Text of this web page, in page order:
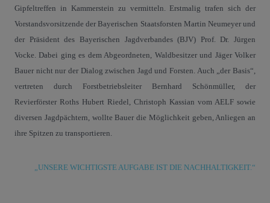
Gipfeltreffen in Kammerstein zu vermitteln. Erstmalig trafen sich der
Vorstandsvorsitzende der Bayerischen Staatsforsten Martin Neumeyer und
der Präsident des Bayerischen Jagdverbandes (BJV) Prof. Dr. Jürgen
Vocke. Dabei ging es dem Abgeordneten, Waldbesitzer und Jäger Volker
Bauer nicht nur der Dialog zwischen Jagd und Forsten. Auch „der Basis“,
vertreten durch Forstbetriebsleiter Bernhard Schönmüller, der
Revierförster Roths Hubert Riedel, Christoph Kassian vom AELF sowie
diversen Jagdpächtern, wollte Bauer die Möglichkeit geben, Anliegen an
ihre Spitzen zu transportieren.
„UNSERE WICHTIGSTE AUFGABE IST DIE NACHHALTIGKEIT.“